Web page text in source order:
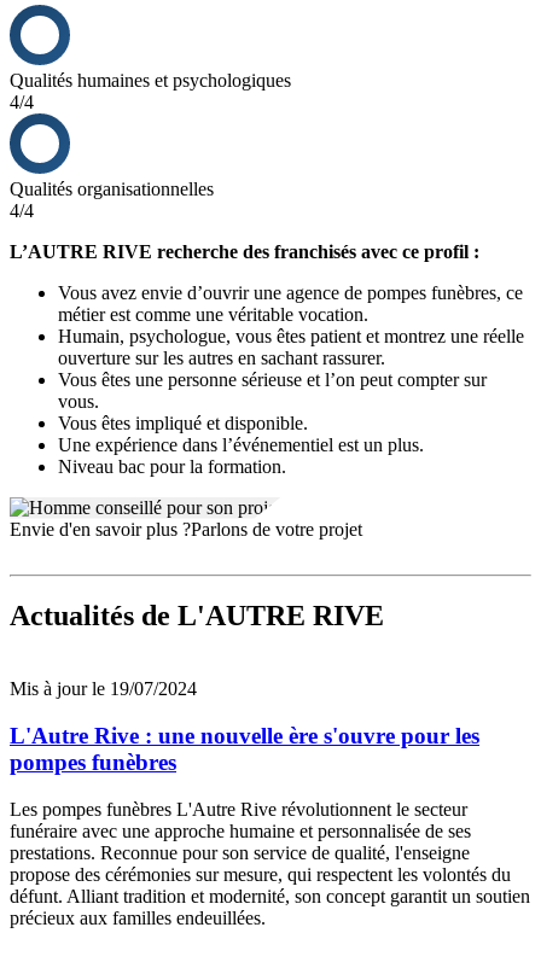
Qualités humaines et psychologiques
4/4
Qualités organisationnelles
4/4
L’AUTRE RIVE recherche des franchisés avec ce profil :
Vous avez envie d’ouvrir une agence de pompes funèbres, ce
métier est comme une véritable vocation.
Humain, psychologue, vous êtes patient et montrez une réelle
ouverture sur les autres en sachant rassurer.
Vous êtes une personne sérieuse et l’on peut compter sur
vous.
Vous êtes impliqué et disponible.
Une expérience dans l’événementiel est un plus.
Niveau bac pour la formation.
Envie d'en savoir plus ?Parlons de votre projet
Actualités de L'AUTRE RIVE
Mis à jour le 19/07/2024
L'Autre Rive : une nouvelle ère s'ouvre pour les
pompes funèbres
Les pompes funèbres L'Autre Rive révolutionnent le secteur
funéraire avec une approche humaine et personnalisée de ses
prestations. Reconnue pour son service de qualité, l'enseigne
propose des cérémonies sur mesure, qui respectent les volontés du
défunt. Alliant tradition et modernité, son concept garantit un soutien
précieux aux familles endeuillées.